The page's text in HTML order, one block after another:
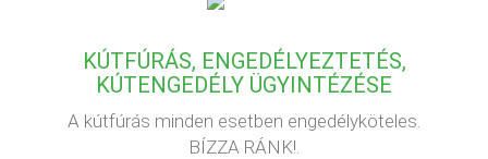
KÚTFÚRÁS, ENGEDÉLYEZTETÉS,
KÚTENGEDÉLY ÜGYINTÉZÉSE
A kútfúrás minden esetben engedélyköteles.
BÍZZA RÁNK!.